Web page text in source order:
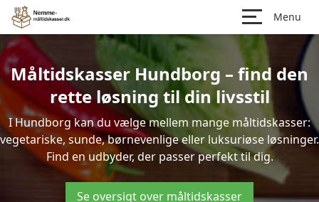
Menu
Måltidskasser Hundborg – find den
rette løsning til din livsstil
I Hundborg kan du vælge mellem mange måltidskasser:
vegetariske, sunde, børnevenlige eller luksuriøse løsninger.
Find en udbyder, der passer perfekt til dig.
Se oversigt over måltidskasser